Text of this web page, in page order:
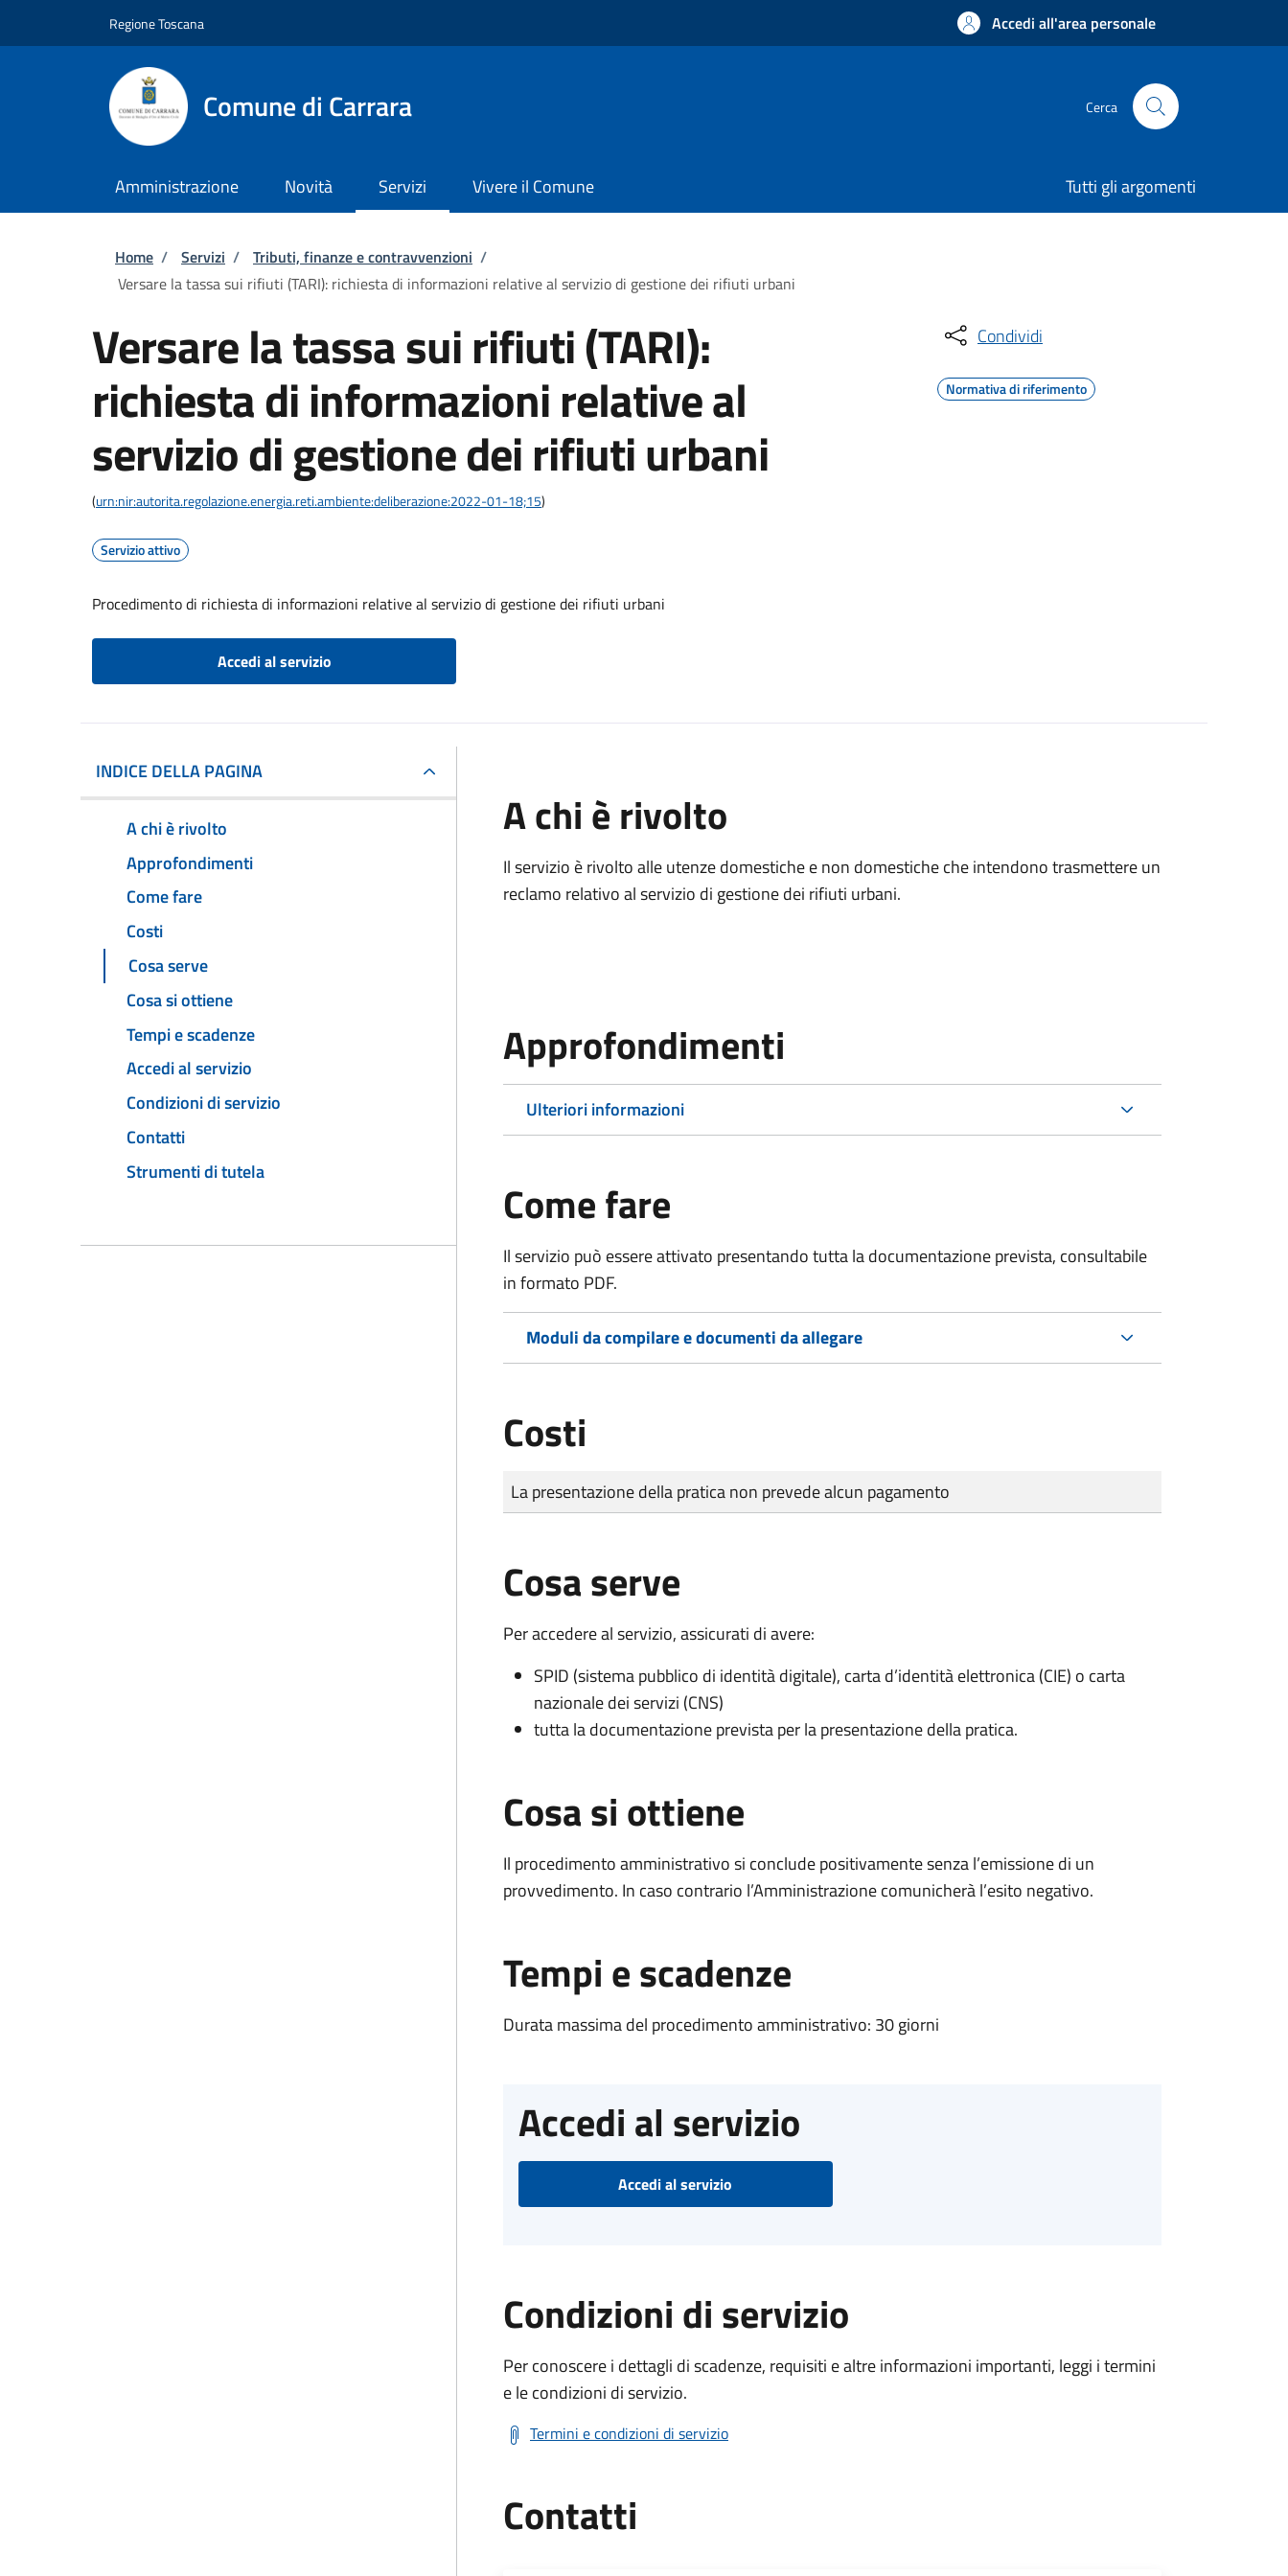
Regione Toscana Accedi all'area personale
Comune di Carrara Cerca
Amministrazione Novità Servizi Vivere il Comune Tutti gli argomenti
Briciole di pane
Home / Servizi / Tributi, finanze e contravvenzioni /
Versare la tassa sui rifiuti (TARI): richiesta di informazioni relative al servizio di gestione dei rifiuti urbani
Versare la tassa sui rifiuti (TARI):
richiesta di informazioni relative al
servizio di gestione dei rifiuti urbani
(urn:nir:autorita.regolazione.energia.reti.ambiente:deliberazione:2022-01-18;15)
Servizio attivo
Procedimento di richiesta di informazioni relative al servizio di gestione dei rifiuti urbani
Accedi al servizio
Condividi
Normativa di riferimento
INDICE DELLA PAGINA
A chi è rivolto
Approfondimenti
Come fare
Costi
Cosa serve
Cosa si ottiene
Tempi e scadenze
Accedi al servizio
Condizioni di servizio
Contatti
Strumenti di tutela
A chi è rivolto
Il servizio è rivolto alle utenze domestiche e non domestiche che intendono trasmettere un
reclamo relativo al servizio di gestione dei rifiuti urbani.
Approfondimenti
Ulteriori informazioni
Come fare
Il servizio può essere attivato presentando tutta la documentazione prevista, consultabile
in formato PDF.
Moduli da compilare e documenti da allegare
Costi
Tipo di pagamento
Importo
La presentazione della pratica non prevede alcun pagamento
Cosa serve
Per accedere al servizio, assicurati di avere:
SPID (sistema pubblico di identità digitale), carta d’identità elettronica (CIE) o carta
nazionale dei servizi (CNS)
tutta la documentazione prevista per la presentazione della pratica.
Cosa si ottiene
Il procedimento amministrativo si conclude positivamente senza l’emissione di un
provvedimento. In caso contrario l’Amministrazione comunicherà l’esito negativo.
Tempi e scadenze
Durata massima del procedimento amministrativo: 30 giorni
Accedi al servizio
Accedi al servizio
Condizioni di servizio
Per conoscere i dettagli di scadenze, requisiti e altre informazioni importanti, leggi i termini
e le condizioni di servizio.
Termini e condizioni di servizio
Contatti